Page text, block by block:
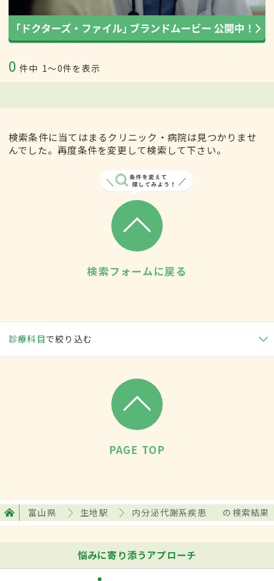
0 件中 1〜0件を表示
検索条件に当てはまるクリニック・病院は見つかりませ
んでした。再度条件を変更して検索して下さい。
検索フォームに戻る
診療科目で絞り込む
PAGE TOP
富山県 生地駅 内分泌代謝系疾患 の検索結果
悩みに寄り添うアプローチ